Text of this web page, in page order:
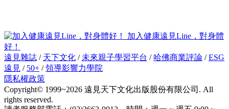
加入健康遠見Line，對身體
好！
遠見雜誌 / 天下文化 / 未來親子學習平台 / 哈佛商業評論 /ESG
遠見 / 50+ /領導影響力學院
隱私權政策
Copyright© 1999~2026 遠見天下文化出版股份有限公司. All
rights reserved.